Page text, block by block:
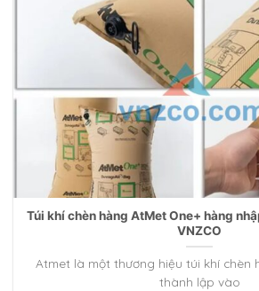
Túi khí chèn hàng AtMet One+ hàng
VNZCO
Atmet là một thương hiệu túi khí chèn
thành lập vào